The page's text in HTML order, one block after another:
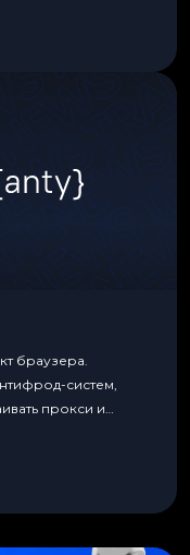
браузера.
систем,
прокси и